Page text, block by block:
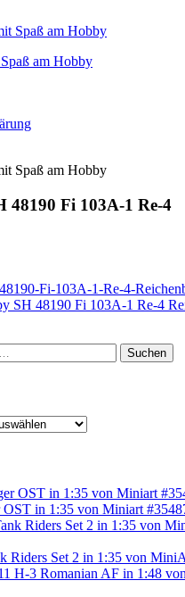
am Hobby
48190 Fi 103A-1 Re-4
Suchen
OST in 1:35 von Miniart
Riders Set 2 in 1:35 von